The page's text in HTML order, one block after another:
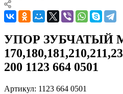
УПОР ЗУБЧАТЫЙ
200 1123 664 0501
Артикул: 1123 664 0501